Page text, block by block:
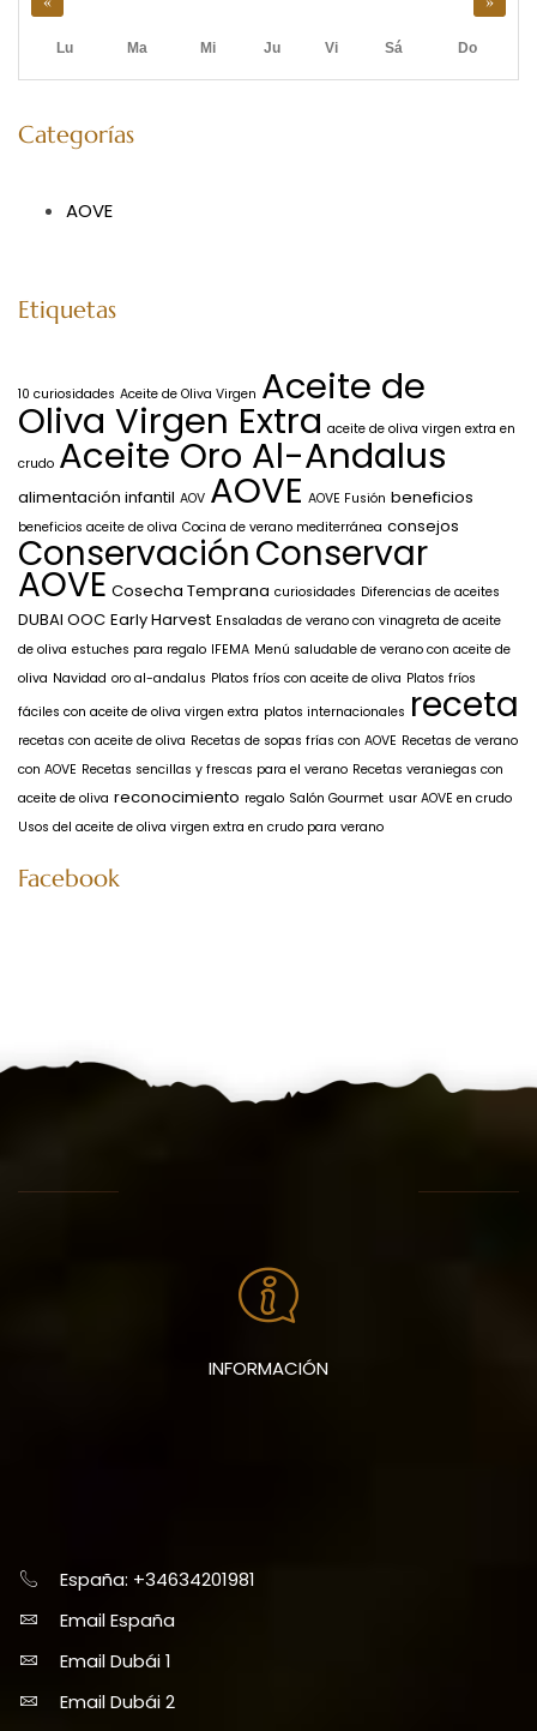
Lu Ma Mi Ju Vi Sá Do
Categorías
AOVE
Etiquetas
10 curiosidades Aceite de Oliva Virgen Aceite de
Oliva Virgen Extra aceite de oliva virgen extra en
crudo Aceite Oro Al-Andalus
alimentación infantil AOV AOVE AOVE Fusión beneficios
beneficios aceite de oliva Cocina de verano mediterránea consejos
ConservaciónConservar
AOVE Cosecha Temprana curiosidades Diferencias de aceites
DUBAI OOC Early Harvest Ensaladas de verano con vinagreta de aceite
de oliva estuches para regalo IFEMA Menú saludable de verano con aceite de
oliva Navidad oro al-andalus Platos fríos con aceite de oliva Platos fríos
fáciles con aceite de oliva virgen extra platos internacionales receta
recetas con aceite de oliva Recetas de sopas frías con AOVE Recetas de verano
con AOVE Recetas sencillas y frescas para el verano Recetas veraniegas con
aceite de oliva reconocimiento regalo Salón Gourmet usar AOVE en crudo
Usos del aceite de oliva virgen extra en crudo para verano
Facebook
INFORMACIÓN
España: +34634201981
Email España
Email Dubái 1
Email Dubái 2